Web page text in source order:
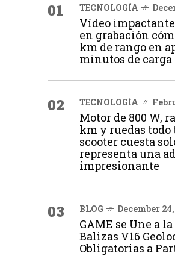
01 TECNOLOGÍA
Vídeo
en grabación
km de rango en
minutos de carga
02 TECNOLOGÍA
Motor de 800 W,
km y ruedas todo
scooter cuesta
representa una
impresionante
03 BLOG December
GAME se Une a
Balizas V16
Obligatorias a